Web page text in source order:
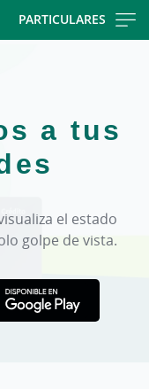
PARTICULARES
a tus
el estado
golpe de vista.